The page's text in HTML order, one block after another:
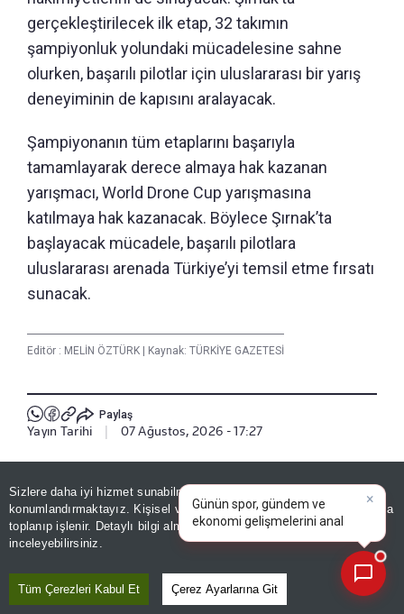
Sizlere daha iyi hizmet sunabilmek adına sitemizde
konumlandırmaktayız. Kişisel verileriniz, KVKK ve GDPR kapsamında
toplanıp işlenir. Detaylı bilgi almak içinAydınlatma Metnimizi
inceleyebilirsiniz.
Tüm Çerezleri Kabul Et Çerez Ayarlarına Git
gerçekleştirilecek ilk etap, 32 takımın
şampiyonluk yolundaki mücadelesine sahne
olurken, başarılı pilotlar için uluslararası bir yarış
deneyiminin de kapısını aralayacak.
Şampiyonanın tüm etaplarını başarıyla
tamamlayarak derece almaya hak kazanan
yarışmacı, World Drone Cup yarışmasına
katılmaya hak kazanacak. Böylece Şırnak’ta
başlayacak mücadele, başarılı pilotlara
uluslararası arenada Türkiye’yi temsil etme fırsatı
sunacak.
Editör : MELİN ÖZTÜRK | Kaynak: TÜRKİYE GAZETESİ
Paylaş
Yayın Tarihi 07 Ağustos, 2026 - 17:27
Haberle İlgili Daha Fazlası
Kültür - Sanat
Bizi Takip Edin
×
Günün spor, gündem ve
ekonomi gelişmelerini analiz
edin!